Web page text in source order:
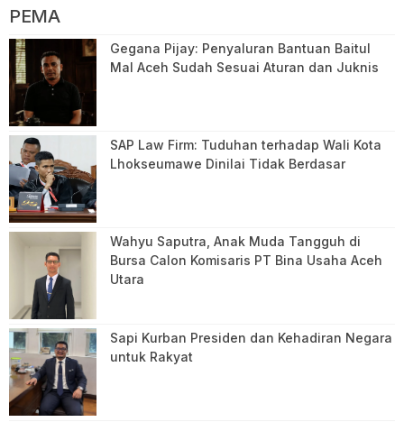
PEMA
Gegana Pijay: Penyaluran Bantuan Baitul
Mal Aceh Sudah Sesuai Aturan dan Juknis
SAP Law Firm: Tuduhan terhadap Wali Kota
Lhokseumawe Dinilai Tidak Berdasar
Wahyu Saputra, Anak Muda Tangguh di
Bursa Calon Komisaris PT Bina Usaha Aceh
Utara
Sapi Kurban Presiden dan Kehadiran Negara
untuk Rakyat